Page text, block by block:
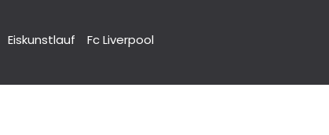
Eiskunstlauf Fc Liverpool